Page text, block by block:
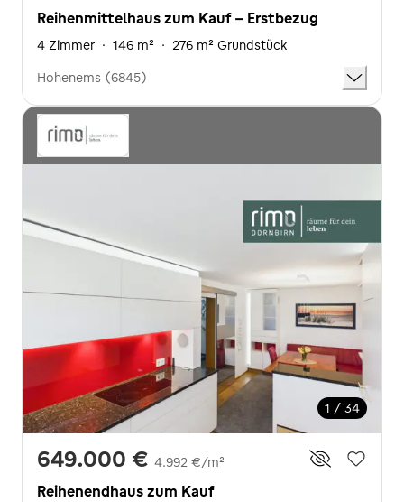
Reihenmittelhaus zum Kauf - Erstbezug
4 Zimmer · 146 m² · 276 m² Grundstück
Hohenems (6845)
1 / 34
649.000 € 4.992 €/m²
Reihenendhaus zum Kauf